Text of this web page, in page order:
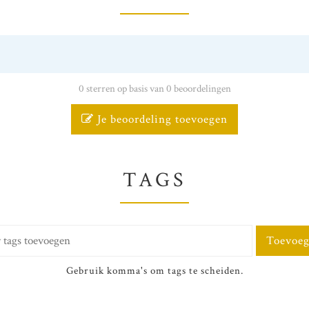
0 sterren op basis van 0 beoordelingen
Je beoordeling toevoegen
TAGS
Gebruik komma's om tags te scheiden.